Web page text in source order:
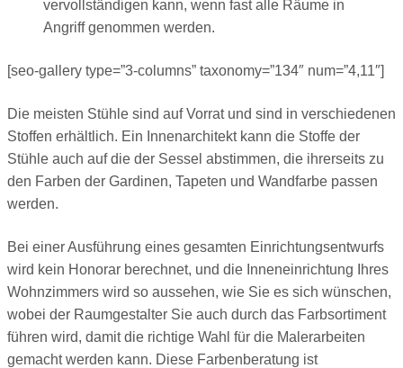
vervollständigen kann, wenn fast alle Räume in
Angriff genommen werden.
[seo-gallery type=”3-columns” taxonomy=”134″ num=”4,11″]
Die meisten Stühle sind auf Vorrat und sind in verschiedenen
Stoffen erhältlich. Ein Innenarchitekt kann die Stoffe der
Stühle auch auf die der Sessel abstimmen, die ihrerseits zu
den Farben der Gardinen, Tapeten und Wandfarbe passen
werden.
Bei einer Ausführung eines gesamten Einrichtungsentwurfs
wird kein Honorar berechnet, und die Inneneinrichtung Ihres
Wohnzimmers wird so aussehen, wie Sie es sich wünschen,
wobei der Raumgestalter Sie auch durch das Farbsortiment
führen wird, damit die richtige Wahl für die Malerarbeiten
gemacht werden kann. Diese Farbenberatung ist